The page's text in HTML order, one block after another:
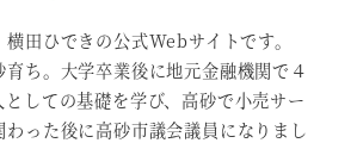
田ひできの公式Webサイトです。
育ち。大学卒業後に地元金融機関で４
しての基礎を学び、高砂で小売サー
わった後に高砂市議会議員になりまし